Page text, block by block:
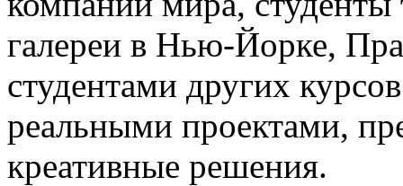
галереи в Нью-Йорке,
студентами других
реальными проектами,
креативные решения.